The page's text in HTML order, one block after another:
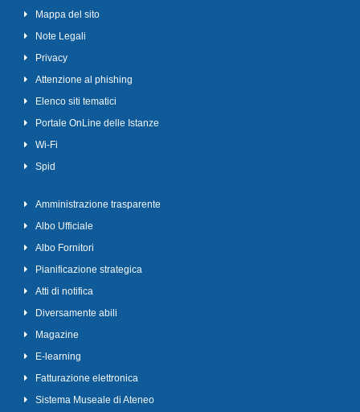
Mappa del sito
Note Legali
Privacy
Attenzione al phishing
Elenco siti tematici
Portale OnLine delle Istanze
Wi-Fi
Spid
Amministrazione trasparente
Albo Ufficiale
Albo Fornitori
Pianificazione strategica
Atti di notifica
Diversamente abili
Magazine
E-learning
Fatturazione elettronica
Sistema Museale di Ateneo